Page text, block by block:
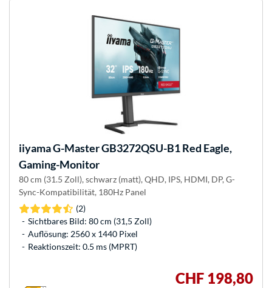
iiyamaG-Master GB3272QSU-B1 Red Eagle,
Gaming-Monitor
80 cm (31.5 Zoll), schwarz (matt), QHD, IPS, HDMI, DP, G-
Sync-Kompatibilität, 180Hz Panel
(2)
Sichtbares Bild: 80 cm (31,5 Zoll)
Auflösung: 2560 x 1440 Pixel
Reaktionszeit: 0.5 ms (MPRT)
CHF 198,80